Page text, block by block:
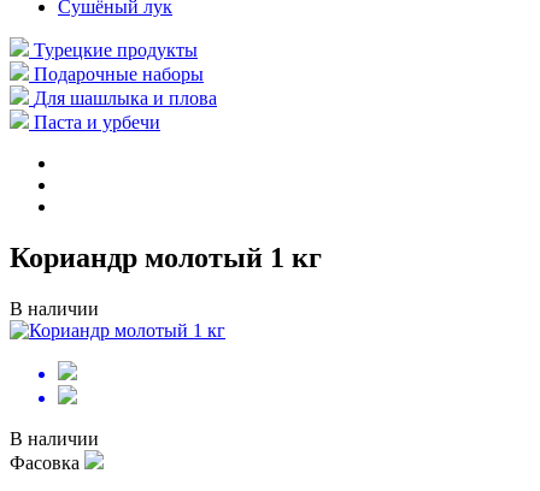
Сушёный лук
Турецкие продукты
Подарочные наборы
Для шашлыка и плова
Паста и урбечи
Кориандр молотый 1 кг
В наличии
В наличии
Фасовка